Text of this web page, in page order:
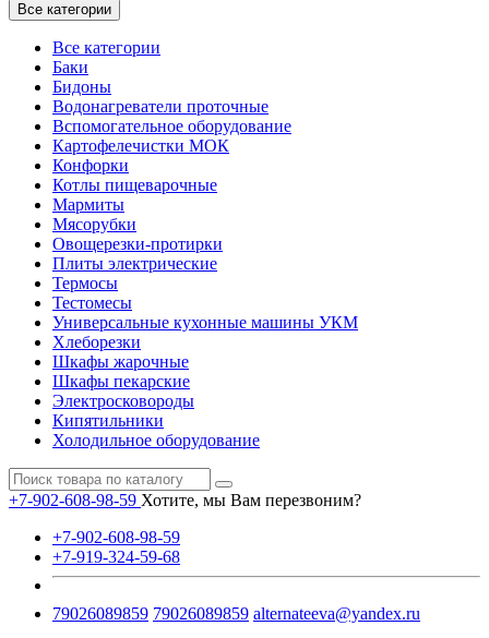
Все категории
Все категории
Баки
Бидоны
Водонагреватели проточные
Вспомогательное оборудование
Картофелечистки МОК
Конфорки
Котлы пищеварочные
Мармиты
Мясорубки
Овощерезки-протирки
Плиты электрические
Термосы
Тестомесы
Универсальные кухонные машины УКМ
Хлеборезки
Шкафы жарочные
Шкафы пекарские
Электросковороды
Кипятильники
Холодильное оборудование
+7-902-608-98-59 Хотите, мы Вам перезвоним?
+7-902-608-98-59
+7-919-324-59-68
79026089859 79026089859 alternateeva@yandex.ru